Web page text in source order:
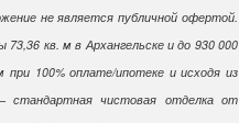
не является публичной офертой.
кв. м в Архангельске и до 930 000
100% оплате/ипотеке и исходя из
стандартная чистовая отделка от